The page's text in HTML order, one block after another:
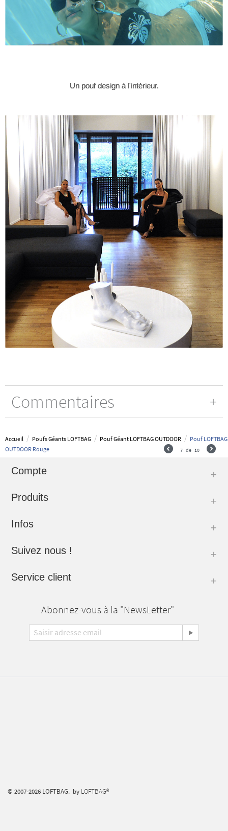
Un pouf design à l'intérieur.
Commentaires
Accueil / Poufs Géants LOFTBAG / Pouf Géant LOFTBAG OUTDOOR / Pouf LOFTBAG
OUTDOOR Rouge
7 de 10
Compte
Produits
Infos
Suivez nous !
Service client
Abonnez-vous à la "NewsLetter"
© 2007-2026 LOFTBAG. by LOFTBAG®